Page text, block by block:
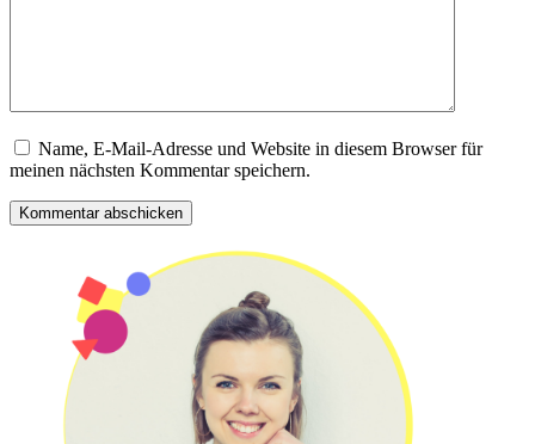
Name, E-Mail-Adresse und Website in diesem Browser für
meinen nächsten Kommentar speichern.